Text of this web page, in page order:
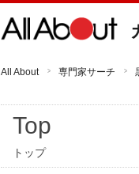
All About 専門家サーチ
Top
トップ